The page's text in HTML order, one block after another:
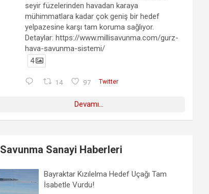
seyir füzelerinden havadan karaya
mühimmatlara kadar çok geniş bir hedef
yelpazesine karşı tam koruma sağlıyor.
Detaylar: https://www.millisavunma.com/gurz-
hava-savunma-sistemi/
4
14 97 Twitter
Devamı...
Savunma Sanayi Haberleri
Bayraktar Kızılelma Hedef Uçağı Tam
İsabetle Vurdu!